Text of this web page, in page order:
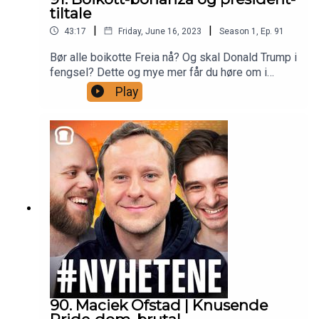
tiltale
43:17 | Friday, June 16, 2023 | Season 1 Ep. 91
Bør alle boikotte Freia nå? Og skal Donald Trump i
fengsel? Dette og mye mer får du høre om i
ukens utgave der Øyvind og Christoffer loser deg
gjennom den siste ukas nyhetssaker. Du får høre
det britiske parlamentet, hva du har å tjene på det
reviderte nasjonalbudsjettet og Christoffer har
med seg saker som ikke nådde helt opp i ukens
nyhetsbilde.
Play
90. Maciek Ofstad | Knusende